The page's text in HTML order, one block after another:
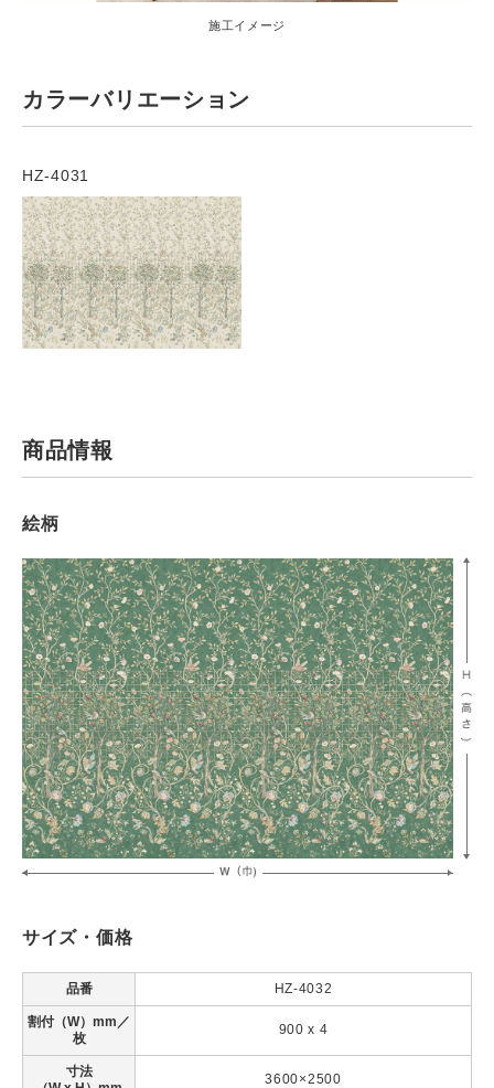
施工イメージ
カラーバリエーション
HZ-4031
商品情報
絵柄
サイズ・価格
品番 HZ-4032
割付（W）mm／
枚
900 x 4
寸法
3600×2500